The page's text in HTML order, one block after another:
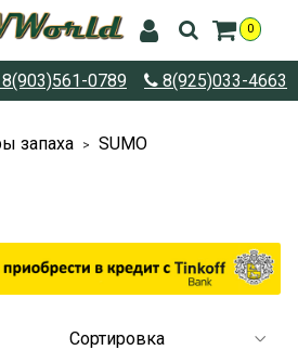
0
8(903)561-0789 8(925)033-4663
запаха SUMO